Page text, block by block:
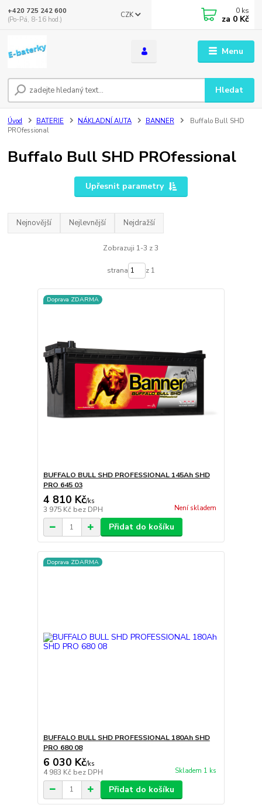
Menu
CZK
Hledat
+420 725 242 600
(Po-Pá, 8-16 hod.)
0 ks
za 0 Kč
Úvod BATERIE NÁKLADNÍ AUTA BANNER
Buffalo Bull SHD
PROfessional
Buffalo Bull SHD PROfessional
Upřesnit parametry
Nejnovější Nejlevnější Nejdražší
Zobrazuji 1-3 z 3
strana z 1
Doprava ZDARMA
BUFFALO BULL SHD PROFESSIONAL 145Ah SHD
PRO 645 03
4 810 Kč/ks
3 975 Kč bez DPH Není skladem
Přidat do košíku
Doprava ZDARMA
BUFFALO BULL SHD PROFESSIONAL 180Ah SHD
PRO 680 08
6 030 Kč/ks
4 983 Kč bez DPH Skladem 1 ks
Přidat do košíku